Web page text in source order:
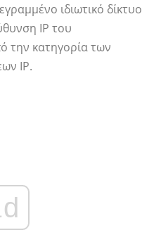
ιδιωτικό δίκτυο
IP του
την κατηγορία των
IP.